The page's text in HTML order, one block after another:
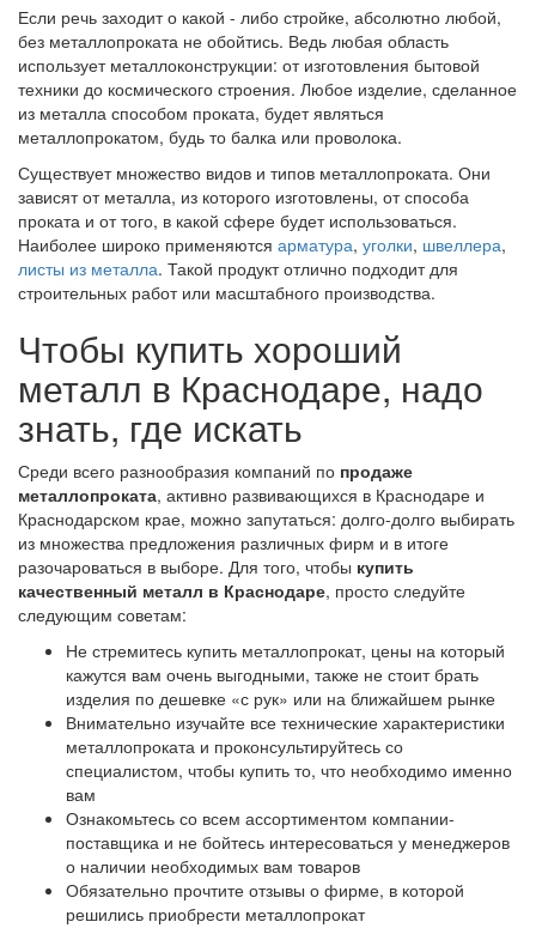
Если речь заходит о какой - либо стройке, абсолютно любой,
без металлопроката не обойтись. Ведь любая область
использует металлоконструкции: от изготовления бытовой
техники до космического строения. Любое изделие, сделанное
из металла способом проката, будет являться
металлопрокатом, будь то балка или проволока.
Существует множество видов и типов металлопроката. Они
зависят от металла, из которого изготовлены, от способа
проката и от того, в какой сфере будет использоваться.
Наиболее широко применяются арматура, уголки, швеллера,
листы из металла. Такой продукт отлично подходит для
строительных работ или масштабного производства.
Чтобы купить хороший
металл в Краснодаре, надо
знать, где искать
Среди всего разнообразия компаний по продаже
металлопроката, активно развивающихся в Краснодаре и
Краснодарском крае, можно запутаться: долго-долго выбирать
из множества предложения различных фирм и в итоге
разочароваться в выборе. Для того, чтобы купить
качественный металл в Краснодаре, просто следуйте
следующим советам:
Не стремитесь купить металлопрокат, цены на который
кажутся вам очень выгодными, также не стоит брать
изделия по дешевке «с рук» или на ближайшем рынке
Внимательно изучайте все технические характеристики
металлопроката и проконсультируйтесь со
специалистом, чтобы купить то, что необходимо именно
вам
Ознакомьтесь со всем ассортиментом компании-
поставщика и не бойтесь интересоваться у менеджеров
о наличии необходимых вам товаров
Обязательно прочтите отзывы о фирме, в которой
решились приобрести металлопрокат